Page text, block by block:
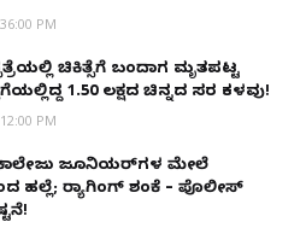
PM
ಚಿಕಿತ್ಸೆಗೆ ಬಂದಾಗ ಮೃತಪಟ್ಟ
₹1.50 ಲಕ್ಷದ ಚಿನ್ನದ ಸರ ಕಳವು!
PM
ಜೂನಿಯರ್‌ಗಳ ಮೇಲೆ
ಹಲ್ಲೆ; ರ‌್ಯಾಗಿಂಗ್ ಶಂಕೆ – ಪೊಲೀಸ್